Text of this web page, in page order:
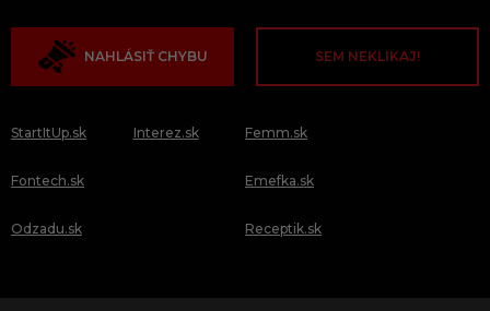
NAHLÁSIŤ CHYBU SEM NEKLIKAJ!
StartItUp.sk
Fontech.sk
Odzadu.sk
Interez.sk Femm.sk
Emefka.sk
Receptik.sk